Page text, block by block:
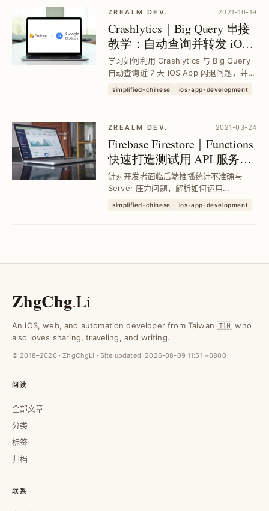
ZREALM DEV. 2021-10-19
Crashlytics｜Big Query 串接
教学：自动查询并转发 iOS
App 闪退报告到 Slack
学习如何利用 Crashlytics 与 Big Query
自动查询近 7 天 iOS App 闪退问题，并透
Slack，减少手动追踪时间，提升团队即时
simplified-chinese ios-app-development
ZREALM DEV. 2021-03-24
Firebase Firestore｜Functions
快速打造测试用 API 服务教
学与推播统计实作
针对开发者面临后端推播统计不准确与
Server 压力问题，解析如何运用
建可测试的 API 服务，并示范完整
simplified-chinese ios-app-development
ZhgChg.Li
An iOS, web, and automation developer from Taiwan 🇹🇼 who
also loves sharing, traveling, and writing.
© 2018–2026 · ZhgChgLi · Site updated: 2026-08-09 11:51 +0800
阅读
全部文章
分类
标签
归档
联系